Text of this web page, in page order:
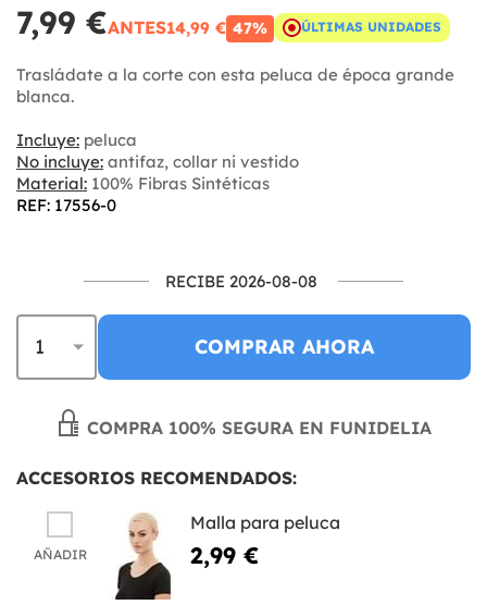
7,99 €ANTES14,99 € 47% ÚLTIMAS UNIDADES
Trasládate a la corte con esta peluca de época grande
blanca.
Incluye: peluca
No incluye: antifaz, collar ni vestido
Material: 100% Fibras Sintéticas
REF: 17556-0
RECIBE 2026-08-08
COMPRAR AHORA
COMPRA 100% SEGURA EN FUNIDELIA
ACCESORIOS RECOMENDADOS:
AÑADIR
Malla para peluca
2,99 €